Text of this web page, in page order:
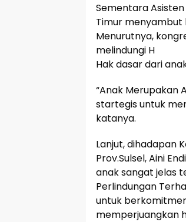
Sementara Asisten
Timur menyambut
Menurutnya,
melindungi H
Hak dasar dari
“Anak Merupakan
startegis untuk
katanya.
Lanjut, dihadapan
Prov.Sulsel, Aini
anak sangat jelas
Perlindungan
untuk
memperjuangkan